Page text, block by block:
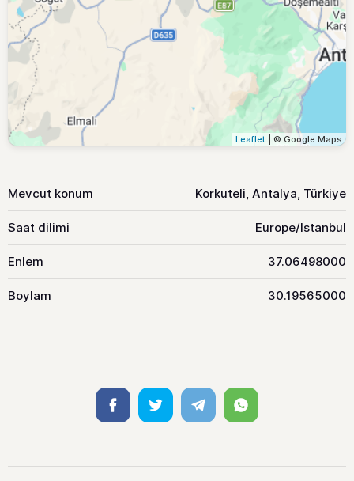
Leaflet | © Google Maps
Mevcut konum Korkuteli, Antalya, Türkiye
Saat dilimi Europe/Istanbul
Enlem 37.06498000
Boylam 30.19565000
FacebookTwitter TelegramWhatsapp